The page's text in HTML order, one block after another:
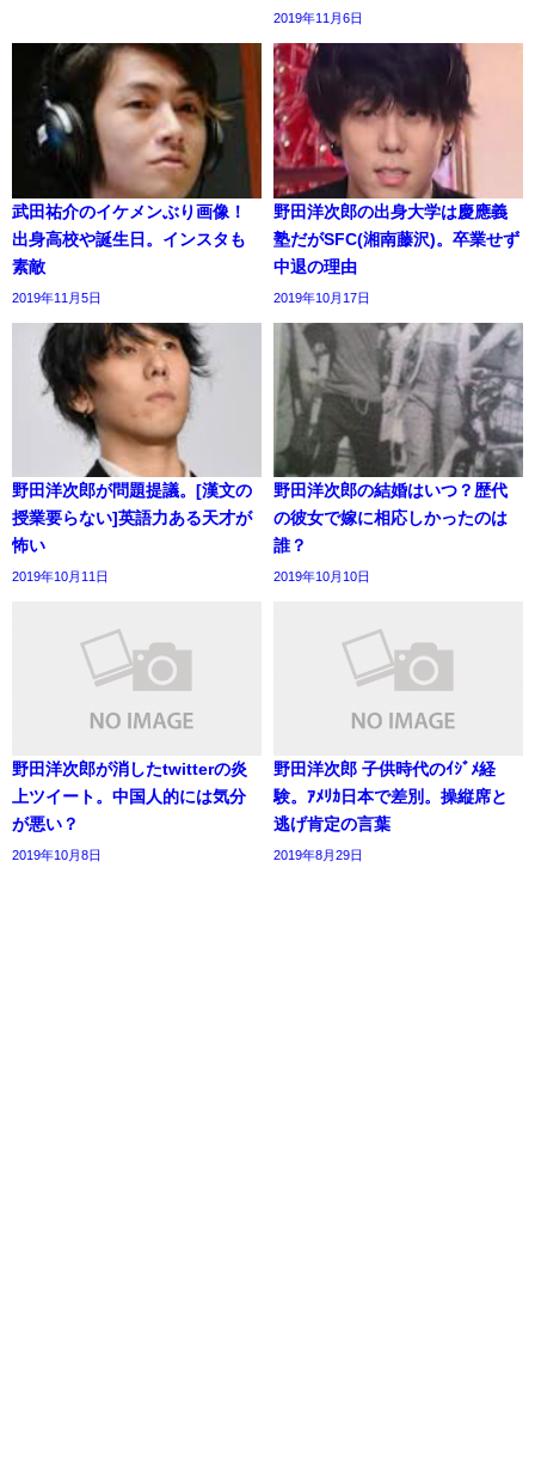
2019年11月6日
武田祐介のイケメンぶり画像！
出身高校や誕生日。インスタも
素敵
2019年11月5日
野田洋次郎の出身大学は慶應義
塾だがSFC(湘南藤沢)。卒業せず
中退の理由
2019年10月17日
野田洋次郎が問題提議。[漢文の
授業要らない]英語力ある天才が
怖い
2019年10月11日
野田洋次郎の結婚はいつ？歴代
の彼女で嫁に相応しかったのは
誰？
2019年10月10日
野田洋次郎が消したtwitterの炎
上ツイート。中国人的には気分
が悪い？
2019年10月8日
野田洋次郎 子供時代のｲｼﾞﾒ経
験。ｱﾒﾘｶ日本で差別。操縦席と
逃げ肯定の言葉
2019年8月29日